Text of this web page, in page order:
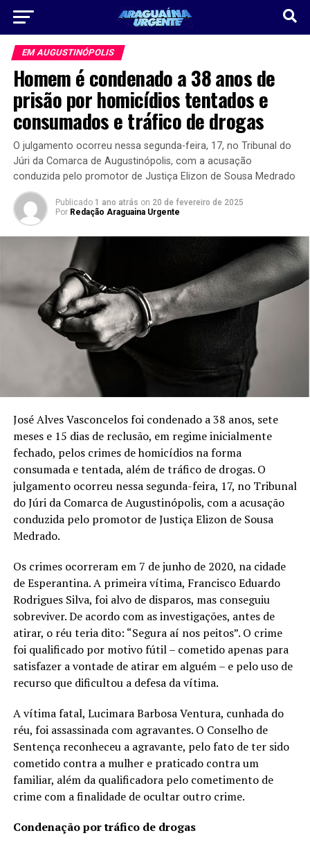
EM AUGUSTINÓPOLIS
Homem é condenado a 38 anos de
prisão por homicídios tentados e
consumados e tráfico de drogas
O julgamento ocorreu nessa segunda-feira, 17, no Tribunal do
Júri da Comarca de Augustinópolis, com a acusação
conduzida pelo promotor de Justiça Elizon de Sousa Medrado
Publicado 1 ano atrás on 20 de fevereiro de 2025
Por Redação Araguaina Urgente
José Alves Vasconcelos foi condenado a 38 anos, sete
meses e 15 dias de reclusão, em regime inicialmente
fechado, pelos crimes de homicídios na forma
consumada e tentada, além de tráfico de drogas. O
julgamento ocorreu nessa segunda-feira, 17, no Tribunal
do Júri da Comarca de Augustinópolis, com a acusação
conduzida pelo promotor de Justiça Elizon de Sousa
Medrado.
Os crimes ocorreram em 7 de junho de 2020, na cidade
de Esperantina. A primeira vítima, Francisco Eduardo
Rodrigues Silva, foi alvo de disparos, mas conseguiu
sobreviver. De acordo com as investigações, antes de
atirar, o réu teria dito: “Segura aí nos peitos”. O crime
foi qualificado por motivo fútil – cometido apenas para
satisfazer a vontade de atirar em alguém – e pelo uso de
recurso que dificultou a defesa da vítima.
A vítima fatal, Lucimara Barbosa Ventura, cunhada do
réu, foi assassinada com agravantes. O Conselho de
Sentença reconheceu a agravante, pelo fato de ter sido
cometido contra a mulher e praticado contra um
familiar, além da qualificadora pelo cometimento de
crime com a finalidade de ocultar outro crime.
Condenação por tráfico de drogas